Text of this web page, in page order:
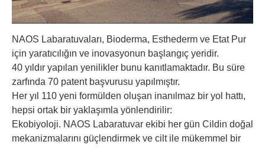
NAOS Labaratuvaları, Bioderma, Esthederm ve Etat Pur
için yaratıcılığın ve inovasyonun başlangıç yeridir.
40 yıldır yapılan yenilikler bunu kanıtlamaktadır. Bu süre
zarfında 70 patent başvurusu yapılmıştır.
Her yıl 110 yeni formülden oluşan inanılmaz bir yol hattı,
hepsi ortak bir yaklaşımla yönlendirilir:
Ekobiyoloji. NAOS Labaratuvar ekibi her gün Cildin doğal
mekanizmalarını güçlendirmek ve cilt ile mükemmel bir